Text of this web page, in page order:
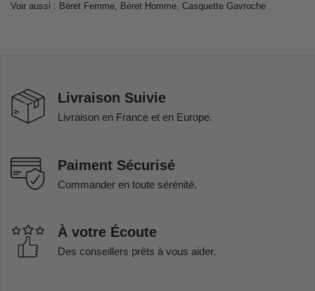
Voir aussi : Béret Femme, Béret Homme, Casquette Gavroche
Livraison Suivie
Livraison en France et en Europe.
Paiment Sécurisé
Commander en toute sérénité.
À votre Écoute
Des conseillers prêts à vous aider.